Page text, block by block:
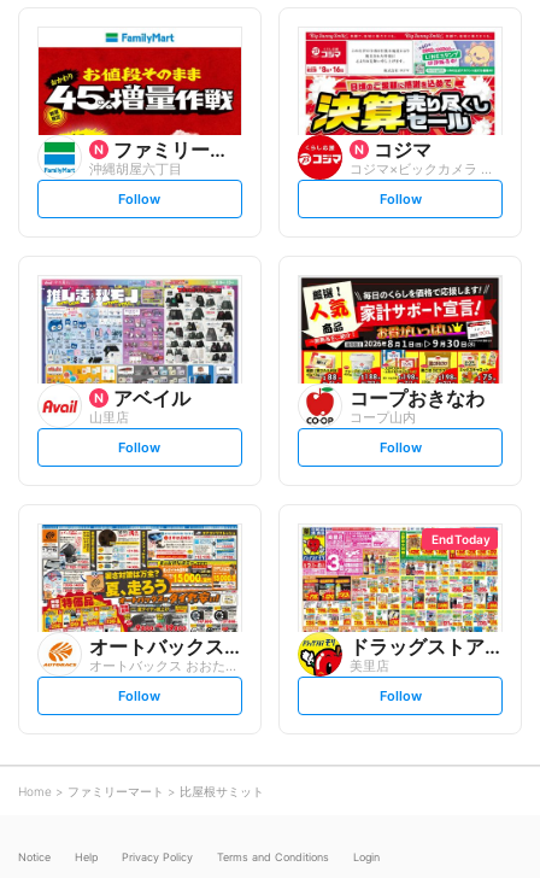
ファミリーマート
沖縄胡屋六丁目
s
l
o
w
Follow
コジマ
コジマ×ビックカメラ イオンモール沖縄ラ...
s
l
o
w
Follow
アベイル
山里店
s
l
o
w
Follow
コープおきなわ
コープ山内
s
l
o
w
Follow
オートバックスグループ
オートバックス おおたかの森店
s
l
o
Follow
End Today
ドラッグストアモリ
美里店
s
l
Follow
Home ファミリーマート 比屋根サミット
Notice Help Privacy Policy Terms and Conditions Login